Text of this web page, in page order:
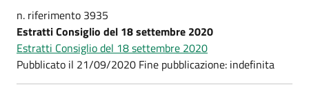
n. riferimento 3935
Estratti Consiglio del 18 settembre 2020
Estratti Consiglio del 18 settembre 2020
Pubblicato il 21/09/2020 Fine pubblicazione: indefinita